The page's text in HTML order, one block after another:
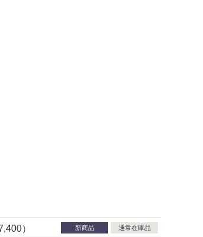
） 新商品 通常在庫品